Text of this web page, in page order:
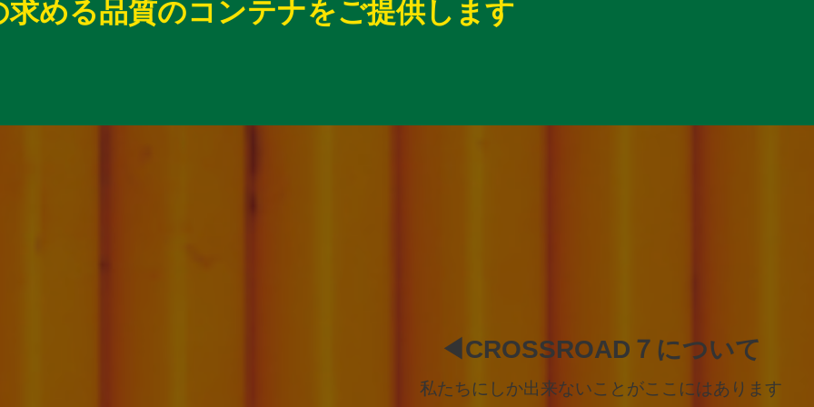
求める品質のコンテナをご提供します
◀︎CROSSROAD７について
私たちにしか出来ないことがここにはあります